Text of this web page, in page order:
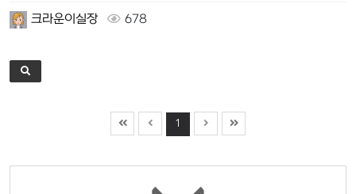
크라운이실장 678
1